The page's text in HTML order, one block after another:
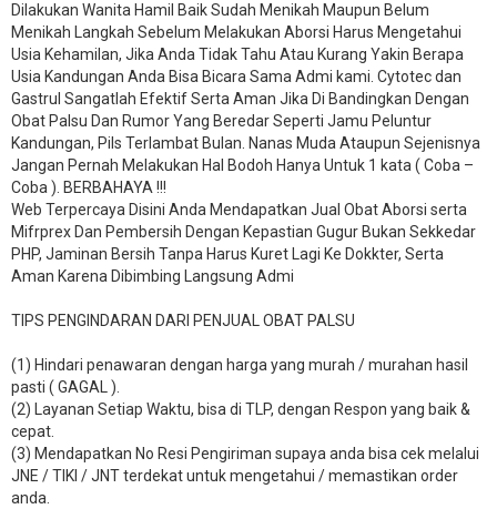
Dilakukan Wanita Hamil Baik Sudah Menikah Maupun Belum
Menikah Langkah Sebelum Melakukan Aborsi Harus Mengetahui
Usia Kehamilan, Jika Anda Tidak Tahu Atau Kurang Yakin Berapa
Usia Kandungan Anda Bisa Bicara Sama Admi kami. Cytotec dan
Gastrul Sangatlah Efektif Serta Aman Jika Di Bandingkan Dengan
Obat Palsu Dan Rumor Yang Beredar Seperti Jamu Peluntur
Kandungan, Pils Terlambat Bulan. Nanas Muda Ataupun Sejenisnya
Jangan Pernah Melakukan Hal Bodoh Hanya Untuk 1 kata ( Coba –
Coba ). BERBAHAYA !!!
Web Terpercaya Disini Anda Mendapatkan Jual Obat Aborsi serta
Mifrprex Dan Pembersih Dengan Kepastian Gugur Bukan Sekkedar
PHP, Jaminan Bersih Tanpa Harus Kuret Lagi Ke Dokkter, Serta
Aman Karena Dibimbing Langsung Admi
TIPS PENGINDARAN DARI PENJUAL OBAT PALSU
(1) Hindari penawaran dengan harga yang murah / murahan hasil
pasti ( GAGAL ).
(2) Layanan Setiap Waktu, bisa di TLP, dengan Respon yang baik &
cepat.
(3) Mendapatkan No Resi Pengiriman supaya anda bisa cek melalui
JNE / TIKI / JNT terdekat untuk mengetahui / memastikan order
anda.